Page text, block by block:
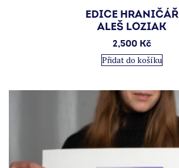
EDICE HRANIČÁŘ
ALEŠ LOZIAK
2,500 Kč
Přidat do košíku